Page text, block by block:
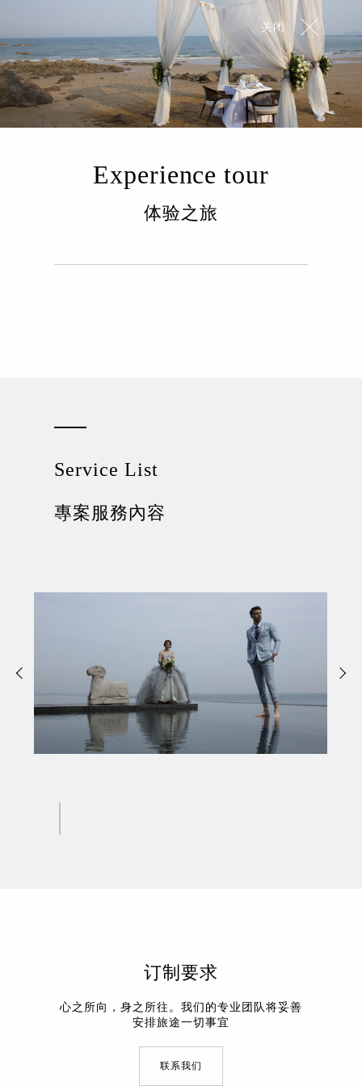
关闭
Experience tour
体验之旅
Service List
專案服務內容
订制要求
心之所向，身之所往。我们的专业团队将妥善
安排旅途一切事宜
联系我们